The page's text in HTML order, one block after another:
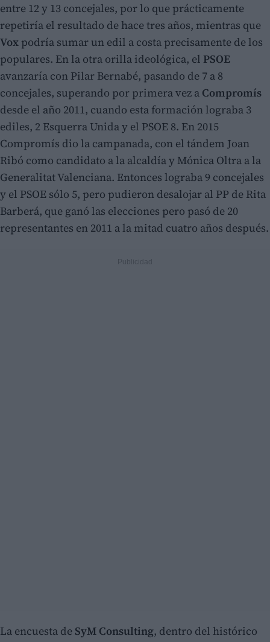
entre 12 y 13 concejales, por lo que prácticamente
repetiría el resultado de hace tres años, mientras que
Vox podría sumar un edil a costa precisamente de los
populares. En la otra orilla ideológica, el PSOE
avanzaría con Pilar Bernabé, pasando de 7 a 8
concejales, superando por primera vez a Compromís
desde el año 2011, cuando esta formación lograba 3
ediles, 2 Esquerra Unida y el PSOE 8. En 2015
Compromís dio la campanada, con el tándem Joan
Ribó como candidato a la alcaldía y Mónica Oltra a la
Generalitat Valenciana. Entonces lograba 9 concejales
y el PSOE sólo 5, pero pudieron desalojar al PP de Rita
Barberá, que ganó las elecciones pero pasó de 20
representantes en 2011 a la mitad cuatro años después.
La encuesta de SyM Consulting, dentro del histórico